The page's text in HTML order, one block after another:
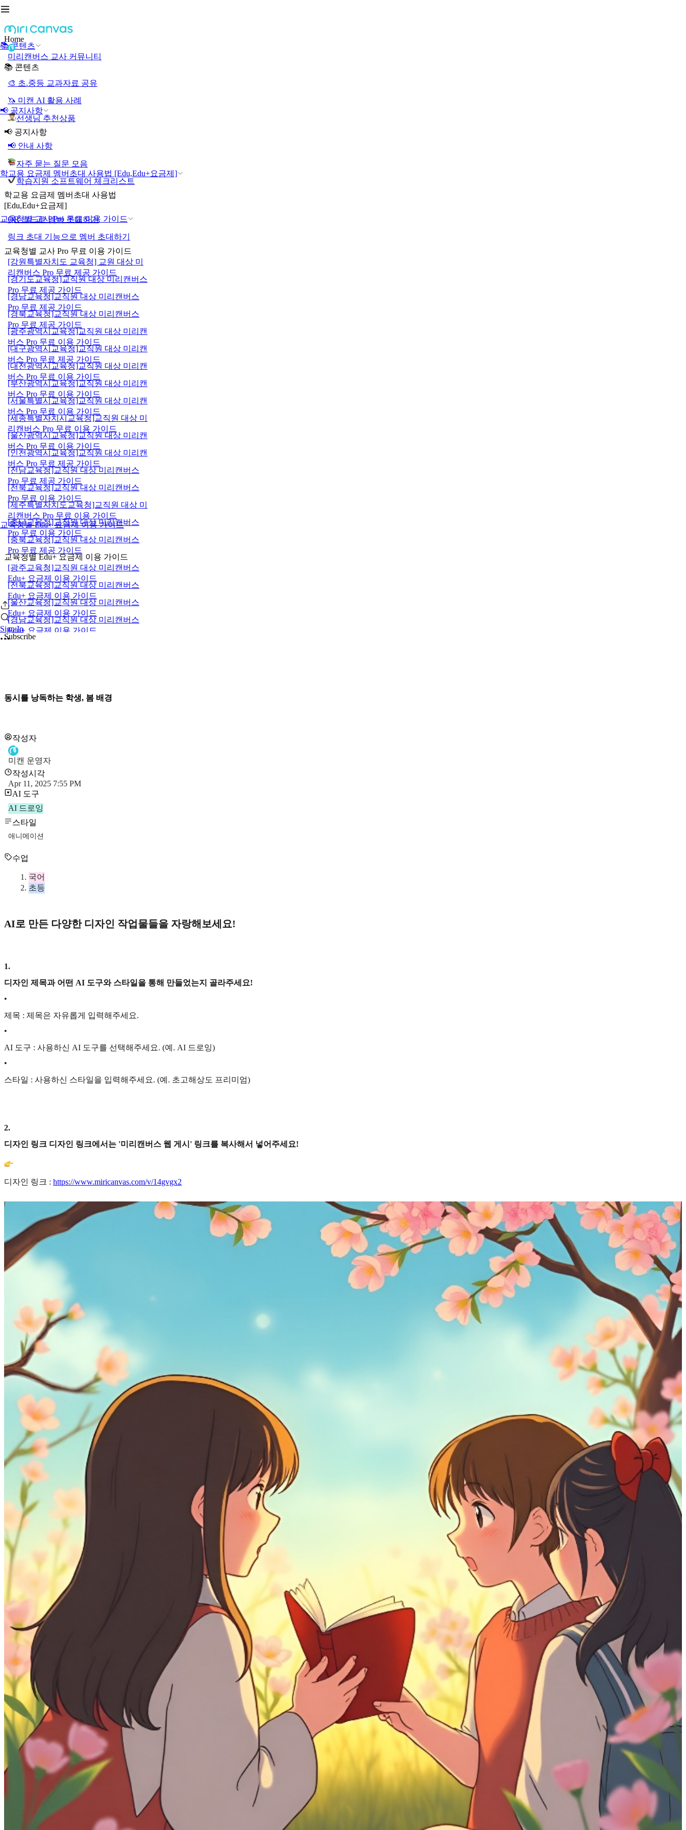
📚 콘텐츠
📢 공지사항
학교용 요금제 멤버초대 사용법 [Edu,Edu+요금제]
교육청별 교사 Pro 무료 이용 가이드
교육청별 Edu+ 요금제 이용 가이드
Sign In
Home
미리캔버스 교사 커뮤니티
📚 콘텐츠
🎨 초.중등 교과자료 공유
🦄 미캔 AI 활용 사례
선생님 추천상품
📢 공지사항
📢 안내 사항
자주 묻는 질문 모음
학습지원 소프트웨어 체크리스트
학교용 요금제 멤버초대 사용법
[Edu,Edu+요금제]
QR 코드로 멤버 초대하기
링크 초대 기능으로 멤버 초대하기
교육청별 교사 Pro 무료 이용 가이드
[강원특별자치도 교육청] 교원 대상 미
리캔버스 Pro 무료 제공 가이드
[경기도교육청]교직원 대상 미리캔버스
Pro 무료 제공 가이드
[경남교육청]교직원 대상 미리캔버스
Pro 무료 제공 가이드
[경북교육청]교직원 대상 미리캔버스
Pro 무료 제공 가이드
[광주광역시교육청]교직원 대상 미리캔
버스 Pro 무료 이용 가이드
[대구광역시교육청]교직원 대상 미리캔
버스 Pro 무료 제공 가이드
[대전광역시교육청]교직원 대상 미리캔
버스 Pro 무료 이용 가이드
[부산광역시교육청]교직원 대상 미리캔
버스 Pro 무료 이용 가이드
[서울특별시교육청]교직원 대상 미리캔
버스 Pro 무료 이용 가이드
[세종특별자치시교육청]교직원 대상 미
리캔버스 Pro 무료 이용 가이드
[울산광역시교육청]교직원 대상 미리캔
버스 Pro 무료 이용 가이드
[인천광역시교육청]교직원 대상 미리캔
버스 Pro 무료 제공 가이드
[전남교육청]교직원 대상 미리캔버스
Pro 무료 제공 가이드
[전북교육청]교직원 대상 미리캔버스
Pro 무료 이용 가이드
[제주특별자치도교육청]교직원 대상 미
리캔버스 Pro 무료 이용 가이드
[충남교육청]교직원 대상 미리캔버스
Pro 무료 이용 가이드
[충북교육청]교직원 대상 미리캔버스
Pro 무료 제공 가이드
교육청별 Edu+ 요금제 이용 가이드
[광주교육청]교직원 대상 미리캔버스
Edu+ 요금제 이용 가이드
[전북교육청]교직원 대상 미리캔버스
Edu+ 요금제 이용 가이드
[울산교육청]교직원 대상 미리캔버스
Edu+ 요금제 이용 가이드
[경남교육청]교직원 대상 미리캔버스
Edu+ 요금제 이용 가이드
Subscribe
동시를 낭독하는 학생, 봄 배경
작성자
미캔 운영자
작성시각
Apr 11, 2025 7:55 PM
AI 도구
AI 드로잉
스타일
애니메이션
수업
국어
초등
AI로 만든 다양한 디자인 작업물들을 자랑해보세요!
1.
디자인 제목과 어떤 AI 도구와 스타일을 통해 만들었는지 골라주세요!
•
제목 : 제목은 자유롭게 입력해주세요.
•
AI 도구 : 사용하신 AI 도구를 선택해주세요. (예. AI 드로잉)
•
스타일 : 사용하신 스타일을 입력해주세요. (예. 초고해상도 프리미엄)
2.
디자인 링크 디자인 링크에서는 '미리캔버스 웹 게시' 링크를 복사해서 넣어주세요!
디자인 링크 : https://www.miricanvas.com/v/14gvgx2